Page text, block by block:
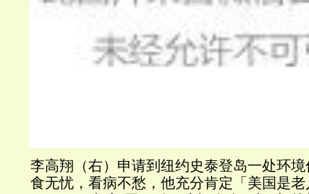
李高翔（右）申请到纽约史泰登岛一处环
食无忧，看病不愁，他充分肯定「美国是